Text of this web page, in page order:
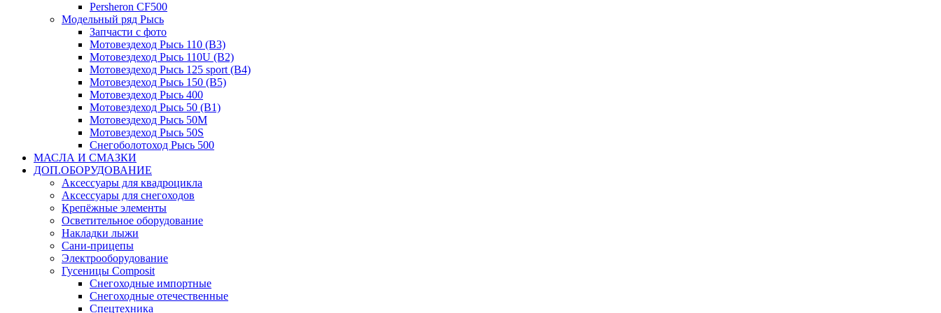
Persheron CF500
Модельный ряд Рысь
Запчасти с фото
Мотовездеход Рысь 110 (B3)
Мотовездеход Рысь 110U (B2)
Мотовездеход Рысь 125 sport (B4)
Мотовездеход Рысь 150 (B5)
Мотовездеход Рысь 400
Мотовездеход Рысь 50 (B1)
Мотовездеход Рысь 50M
Мотовездеход Рысь 50S
Снегоболотоход Рысь 500
МАСЛА И СМАЗКИ
ДОП.ОБОРУДОВАНИЕ
Аксессуары для квадроцикла
Аксессуары для снегоходов
Крепёжные элементы
Осветительное оборудование
Накладки лыжи
Сани-прицепы
Электрооборудование
Гусеницы Composit
Снегоходные импортные
Снегоходные отечественные
Спецтехника